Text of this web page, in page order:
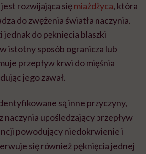
rozwijająca sięmiażdżyca, która
do zwężenia światła naczynia.
do pęknięcia blaszki
istotny sposób ogranicza lub
przepływ krwi do mięśnia
jego zawał.
są inne przyczyny,
naczynia upośledzający przepływ
powodujący niedokrwienie i
się również pęknięcia jednej